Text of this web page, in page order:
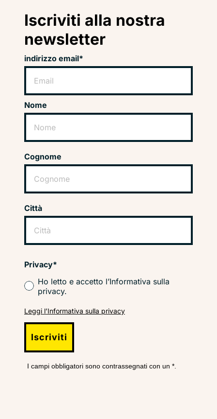
Iscriviti alla nostra
newsletter
indirizzo email*
Nome
Cognome
Città
Privacy*
Ho letto e accetto l’Informativa sulla
privacy.
Leggi l’Informativa sulla privacy
Iscriviti
I campi obbligatori sono contrassegnati con un *.